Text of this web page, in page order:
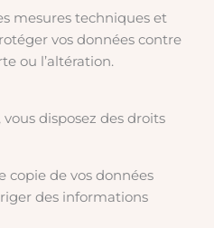
mesures techniques et
vos données contre
ou l’altération.
disposez des droits
copie de vos données
des informations